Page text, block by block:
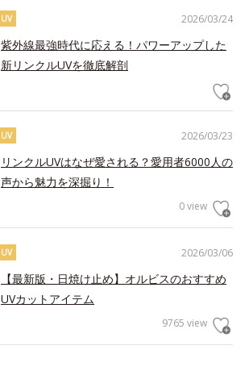
2026/03/24
UV
紫外線最強時代に応える！パワーアップした
新リンクルUVを徹底解剖
2026/03/23
UV
リンクルUVはなぜ愛される？愛用者6000人の
声から魅力を深掘り！
0 view
2026/03/06
UV
【最新版・日焼け止め】オルビスのおすすめ
UVカットアイテム
9765 view